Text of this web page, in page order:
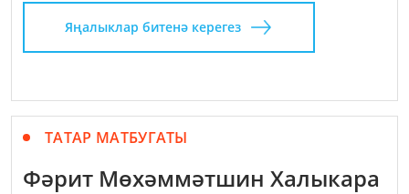
Яңалыклар битенә керегез
ТАТАР МАТБУГАТЫ
Фәрит Мөхәммәтшин Халыкара